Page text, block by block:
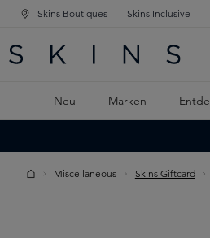
SPRINGEN
SPRINGEN
Skins Boutiques Skins Inclusive
Neu Marken
Miscellaneous Skins Giftcard